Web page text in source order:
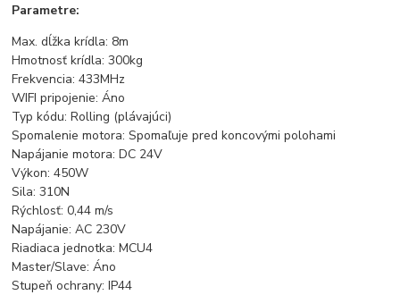
Parametre:
Max. dĺžka krídla: 8m
Hmotnosť krídla: 300kg
Frekvencia: 433MHz
WIFI pripojenie: Áno
Typ kódu: Rolling (plávajúci)
Spomalenie motora: Spomaľuje pred koncovými polohami
Napájanie motora: DC 24V
Výkon: 450W
Sila: 310N
Rýchlosť: 0,44 m/s
Napájanie: AC 230V
Riadiaca jednotka: MCU4
Master/Slave:Áno
Stupeň ochrany: IP44